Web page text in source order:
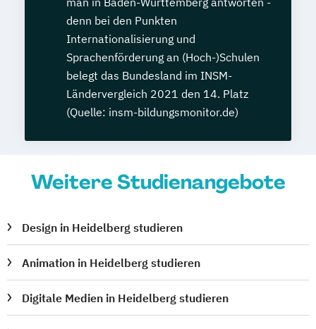
denn bei den Punkten
Internationalisierung und
Sprachenförderung an (Hoch-)Schulen
belegt das Bundesland im INSM-
Ländervergleich 2021 den 14. Platz
(Quelle: insm-bildungsmonitor.de)
Weitere Studienangebote
Design in Heidelberg studieren
Animation in Heidelberg studieren
Digitale Medien in Heidelberg studieren